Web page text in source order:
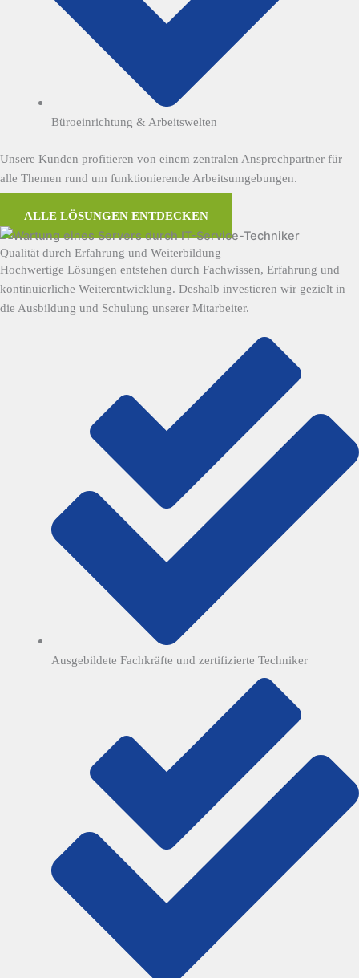
Büroeinrichtung & Arbeitswelten
Unsere Kunden profitieren von einem zentralen Ansprechpartner für
alle Themen rund um funktionierende Arbeitsumgebungen.
ALLE LÖSUNGEN ENTDECKEN
Qualität durch Erfahrung und Weiterbildung
Hochwertige Lösungen entstehen durch Fachwissen, Erfahrung und
kontinuierliche Weiterentwicklung. Deshalb investieren wir gezielt in
die Ausbildung und Schulung unserer Mitarbeiter.
Ausgebildete Fachkräfte und zertifizierte Techniker